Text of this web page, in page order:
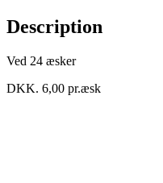
Description
Ved 24 æsker
DKK. 6,00 pr.æsk